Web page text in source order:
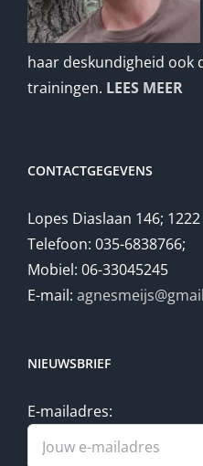
haar deskundigheid ook
trainingen. LEES MEER
CONTACTGEGEVENS
Lopes Diaslaan 146;
Telefoon: 035-6838766;
Mobiel: 06-33045245
E-mail:
NIEUWSBRIEF
E-mailadres: